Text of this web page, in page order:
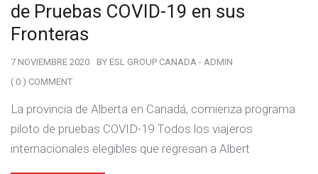
de Pruebas COVID-19 en sus
Fronteras
7 NOVIEMBRE 2020 BY ESL GROUP CANADA - ADMIN
( 0 ) COMMENT
La provincia de Alberta en Canadá, comienza programa
piloto de pruebas COVID-19 Todos los viajeros
internacionales elegibles que regresan a Albert